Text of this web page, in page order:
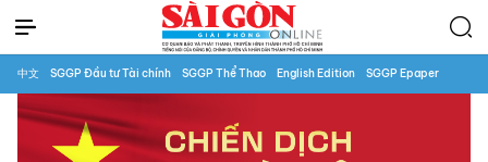
中文 SGGP Đầu tư Tài chính SGGP Thể Thao English Edition SGGP Epaper